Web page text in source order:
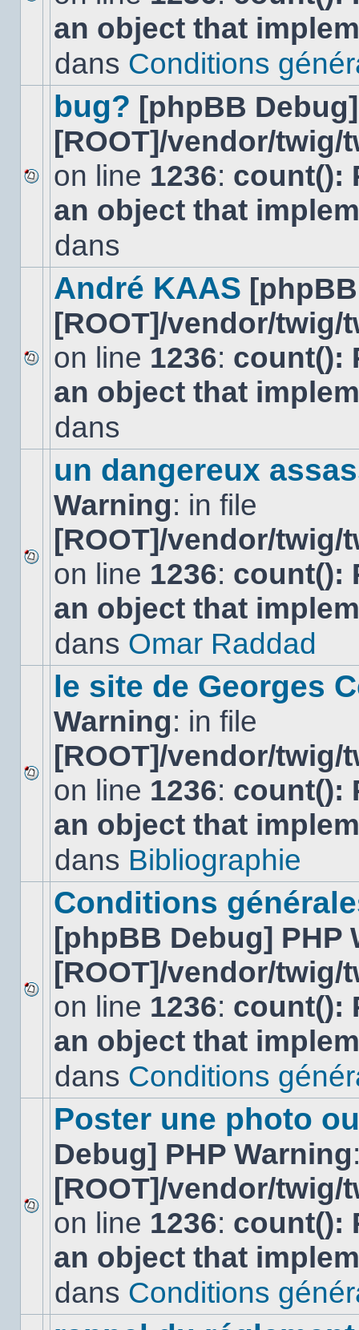
Aucun
nouveau
message
sujet.
an object that
dans Conditions
Aucun
nouveau
message
sujet.
bug? [phpBB
[ROOT]/vendor/
on line 1236: count():
an object that
dans
Aucun
nouveau
message
sujet.
André KAAS
[ROOT]/vendor/
on line 1236: count():
an object that
dans
Aucun
nouveau
message
non-
dans
sujet.
un dangereux
Warning: in file
[ROOT]/vendor/
on line 1236: count():
an object that
dans Omar Raddad
Aucun
nouveau
message
non-
dans
le site de Georges
Warning: in file
[ROOT]/vendor/
on line 1236: count():
an object that
dans Bibliographie
Aucun
nouveau
message
non-
dans
Conditions
[phpBB Debug] PHP
[ROOT]/vendor/
on line 1236: count():
an object that
dans Conditions
Aucun
nouveau
message
non-
dans
Poster une photo
Debug] PHP Warning
[ROOT]/vendor/
on line 1236: count():
an object that
dans Conditions